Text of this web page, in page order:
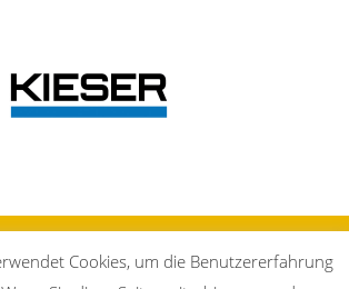
Datenschutz Impressum
Cookies, um die Benutzererfahrung